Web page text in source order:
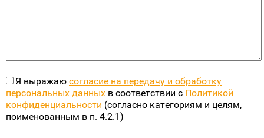
Я выражаю согласие на передачу и обработку
персональных данных в соответствии с Политикой
конфиденциальности (согласно категориям и целям,
поименованным в п. 4.2.1)